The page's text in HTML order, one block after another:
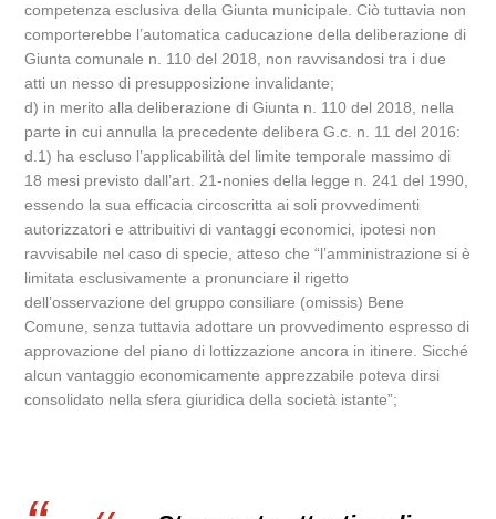
competenza esclusiva della Giunta municipale. Ciò tuttavia non
comporterebbe l’automatica caducazione della deliberazione di
Giunta comunale n. 110 del 2018, non ravvisandosi tra i due
atti un nesso di presupposizione invalidante;
d) in merito alla deliberazione di Giunta n. 110 del 2018, nella
parte in cui annulla la precedente delibera G.c. n. 11 del 2016:
d.1) ha escluso l’applicabilità del limite temporale massimo di
18 mesi previsto dall’art. 21-nonies della legge n. 241 del 1990,
essendo la sua efficacia circoscritta ai soli provvedimenti
autorizzatori e attribuitivi di vantaggi economici, ipotesi non
ravvisabile nel caso di specie, atteso che “l’amministrazione si è
limitata esclusivamente a pronunciare il rigetto
dell’osservazione del gruppo consiliare (omissis) Bene
Comune, senza tuttavia adottare un provvedimento espresso di
approvazione del piano di lottizzazione ancora in itinere. Sicché
alcun vantaggio economicamente apprezzabile poteva dirsi
consolidato nella sfera giuridica della società istante”;